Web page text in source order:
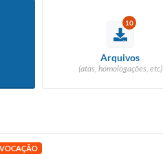
10
Arquivos
(atas, homologações, etc)